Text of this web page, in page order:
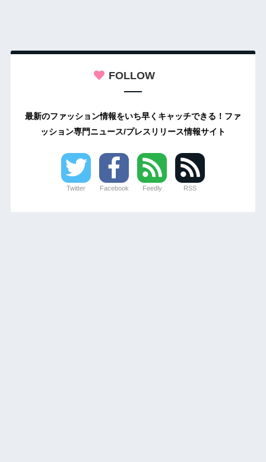
FOLLOW
最新のファッション情報をいち早くキャッチできる！ファ
ッション専門ニュース/プレスリリース情報サイト
Twitter Facebook Feedly RSS